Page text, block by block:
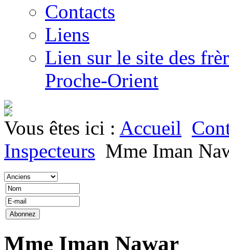
Contacts
Liens
Lien sur le site des
Proche-Orient
Vous êtes ici : Accueil
Inspecteurs Mme Iman
Mme Iman Nawar